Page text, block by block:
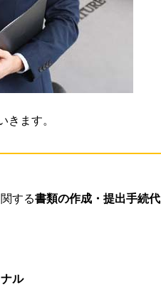
ます。
する書類の作成・提出手続代
ル